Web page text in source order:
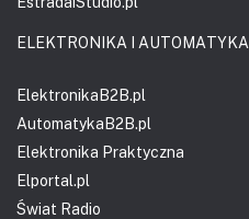
ELEKTRONIKA I AUTOMATYKA
ElektronikaB2B.pl
AutomatykaB2B.pl
Elektronika Praktyczna
Elportal.pl
Świat Radio